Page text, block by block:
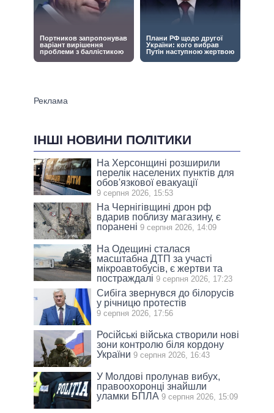
ІНШІ НОВИНИ ПОЛІТИКИ
На Херсонщині розширили
перелік населених пунктів для
обов'язкової евакуації
9 серпня 2026, 15:53
На Чернігівщині дрон рф
вдарив поблизу магазину, є
поранені 9 серпня 2026, 14:09
На Одещині сталася
масштабна ДТП за участі
мікроавтобусів, є жертви та
постраждалі 9 серпня 2026, 17:23
Сибіга звернувся до білорусів
у річницю протестів
9 серпня 2026, 17:56
Російські війська створили нові
зони контролю біля кордону
України 9 серпня 2026, 16:43
У Молдові пролунав вибух,
правоохоронці знайшли
уламки БПЛА 9 серпня 2026, 15:09